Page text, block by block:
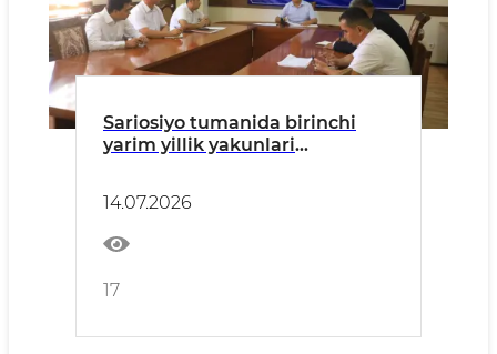
Sariosiyo tumanida birinchi
yarim yillik yakunlari
14.07.2026
17